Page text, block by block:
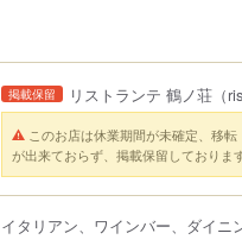
掲載保留 リストランテ 鶴ノ荘 （
このお店は休業期間が未確定、移
が出来ておらず、掲載保留しております
イタリアン、ワインバー、ダイニ